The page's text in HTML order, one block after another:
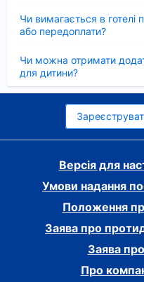
Чи вимагається в готелі
або передоплати?
Чи можна отримати
для дитини?
Версія для
Умови надання
Положення
Заява про
Заява
Про